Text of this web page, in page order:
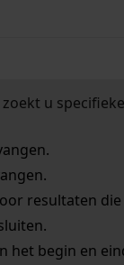
u
resultaten die
het begin en